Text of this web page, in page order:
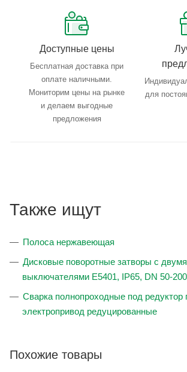
Доступные цены
Бесплатная доставка при
оплате наличными.
Мониторим цены на рынке
и делаем выгодные
предложения
для
Также ищут
Полоса нержавеющая
Дисковые поворотные затворы с
выключателями E5401, IP65, DN 50-
Сварка полнопроходные под редуктор
электропривод редуцированные
Похожие товары